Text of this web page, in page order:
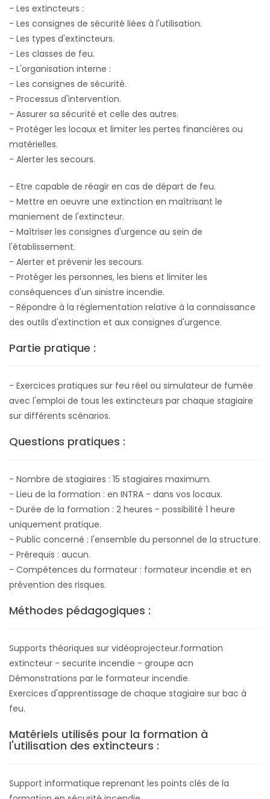
- Les extincteurs :
- Les consignes de sécurité liées à l'utilisation.
- Les types d'extincteurs.
- Les classes de feu.
- L'organisation interne :
- Les consignes de sécurité.
- Processus d'intervention.
- Assurer sa sécurité et celle des autres.
- Protéger les locaux et limiter les pertes financières ou
matérielles.
- Alerter les secours.
- Etre capable de réagir en cas de départ de feu.
- Mettre en oeuvre une extinction en maîtrisant le
maniement de l'extincteur.
- Maîtriser les consignes d'urgence au sein de
l'établissement.
- Alerter et prévenir les secours.
- Protéger les personnes, les biens et limiter les
conséquences d'un sinistre incendie.
- Répondre à la réglementation relative à la connaissance
des outils d'extinction et aux consignes d'urgence.
Partie pratique :
- Exercices pratiques sur feu réel ou simulateur de fumée
avec l'emploi de tous les extincteurs par chaque stagiaire
sur différents scénarios.
Questions pratiques :
- Nombre de stagiaires : 15 stagiaires maximum.
- Lieu de la formation : en INTRA - dans vos locaux.
- Durée de la formation : 2 heures - possibilité 1 heure
uniquement pratique.
- Public concerné : l'ensemble du personnel de la structure.
- Prérequis : aucun.
- Compétences du formateur : formateur incendie et en
prévention des risques.
Méthodes pédagogiques :
Supports théoriques sur vidéoprojecteur.formation
extincteur - securite incendie - groupe acn
Démonstrations par le formateur incendie.
Exercices d'apprentissage de chaque stagiaire sur bac à
feu.
Matériels utilisés pour la formation à
l'utilisation des extincteurs :
Support informatique reprenant les points clés de la